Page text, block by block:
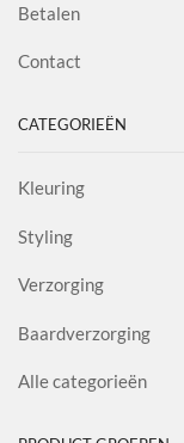
Betalen
Contact
CATEGORIEËN
Kleuring
Styling
Verzorging
Baardverzorging
Alle categorieën